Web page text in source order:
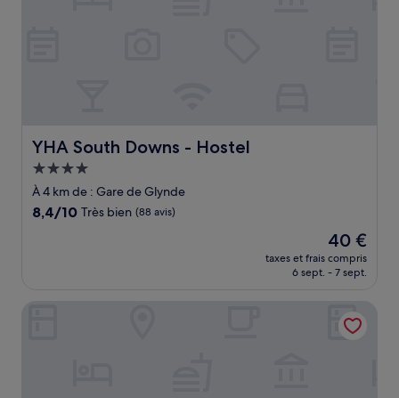
YHA South Downs - Hostel
YHA South Downs - Hostel
Hébergement
4.0 étoiles
À 4 km de : Gare de Glynde
8.4
8,4/10 Très bien (88 avis)
Le
nouveau
prix
de
40 €
40 €
taxes et frais compris
6 sept. - 7 sept.